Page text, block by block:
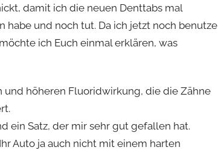
damit ich die neuen Denttabs mal
habe und noch tut. Da ich jetzt noch benutze
ich Euch einmal erklären, was
höheren Fluoridwirkung, die die Zähne
ein Satz, der mir sehr gut gefallen hat.
Auto ja auch nicht mit einem harten